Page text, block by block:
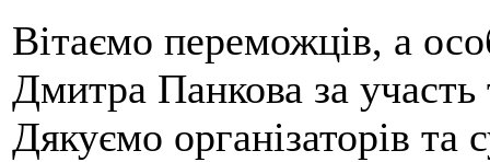
Вітаємо переможців, а
Дмитра Панкова за
Дякуємо організаторів та